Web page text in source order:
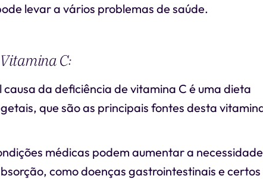
levar a vários problemas de saúde.
C:
da deficiência de vitamina C é uma dieta
que são as principais fontes desta
médicas podem aumentar a necessidade
como doenças gastrointestinais e certos